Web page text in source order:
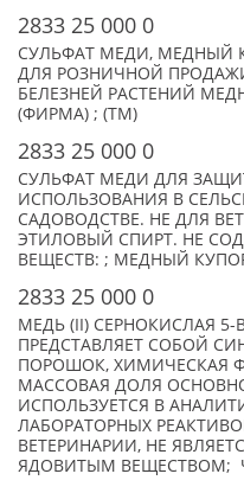
2833 25 000 0
СУЛЬФАТ МЕДИ, МЕДНЫЙ
ДЛЯ РОЗНИЧНОЙ
БЕЛЕЗНЕЙ РАСТЕНИЙ
(ФИРМА) ; (TM)
2833 25 000 0
СУЛЬФАТ МЕДИ ДЛЯ
ИСПОЛЬЗОВАНИЯ В
САДОВОДСТВЕ. НЕ ДЛЯ
ЭТИЛОВЫЙ СПИРТ. НЕ
ВЕЩЕСТВ: ; МЕДНЫЙ
2833 25 000 0
МЕДЬ (II) СЕРНОКИСЛАЯ
ПРЕДСТАВЛЯЕТ СОБОЙ
ПОРОШОК, ХИМИЧЕСКАЯ
МАССОВАЯ ДОЛЯ
ИСПОЛЬЗУЕТСЯ В
ЛАБОРАТОРНЫХ
ВЕТЕРИНАРИИ, НЕ
ЯДОВИТЫМ ВЕЩЕСТВОМ;